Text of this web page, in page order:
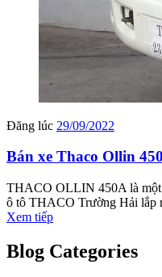
Đăng lúc 29/09/2022
Bán xe Thaco Ollin
THACO OLLIN 450A là một
ô tô THACO Trường Hải lắp
Xem tiếp
Blog Categories